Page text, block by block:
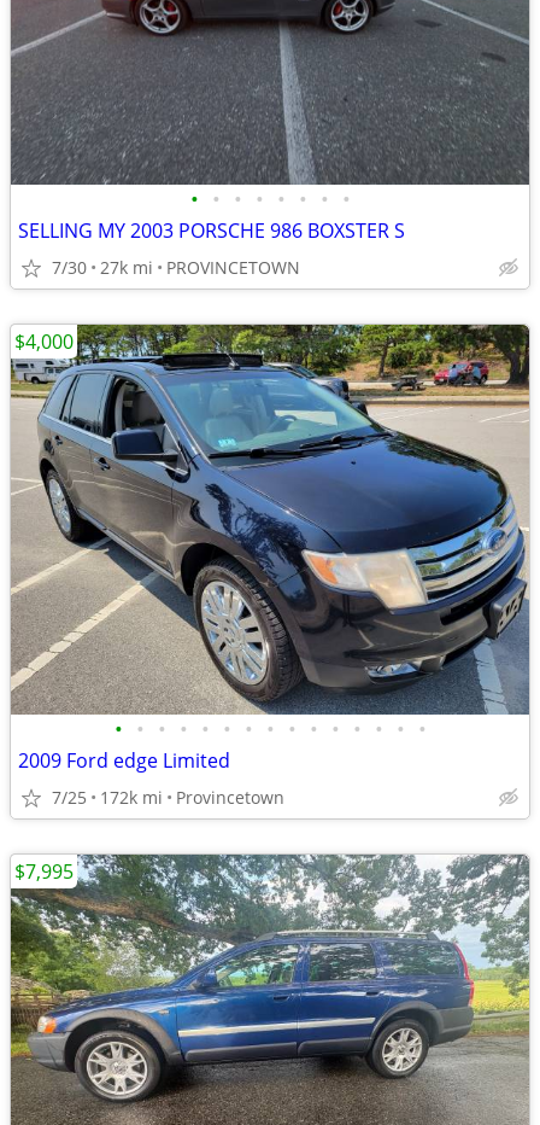
• • • • • • • •
SELLING MY 2003 PORSCHE 986 BOXSTER S
7/30 27k mi PROVINCETOWN
• • • • • • • • • • • • • • •
2009 Ford edge Limited
7/25 172k mi Provincetown
$4,000
$7,995